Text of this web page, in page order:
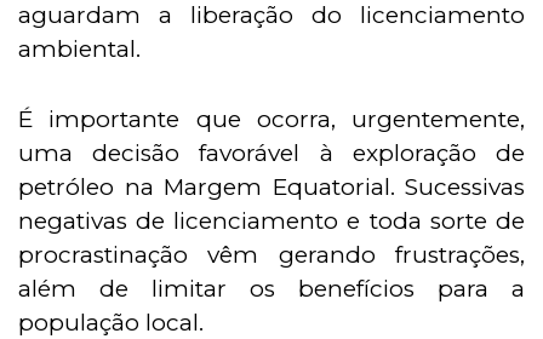
aguardam a liberação do licenciamento
ambiental.
É importante que ocorra, urgentemente,
uma decisão favorável à exploração de
petróleo na Margem Equatorial. Sucessivas
negativas de licenciamento e toda sorte de
procrastinação vêm gerando frustrações,
além de limitar os benefícios para a
população local.